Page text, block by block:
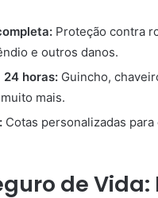
Proteção contra
e outros danos.
horas: Guincho,
mais.
Cotas personalizadas
de Vida: